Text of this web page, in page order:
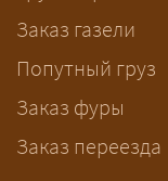
Заказ газели
Попутный груз
Заказ фуры
Заказ переезда